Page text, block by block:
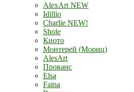
AlexArt NEW
Idillio
Charlie NEW!
Shole
Киото
Монтерей (Мориц)
AlesArt
Прованс
Elsa
Faina